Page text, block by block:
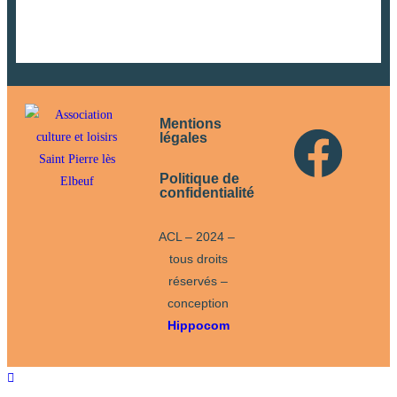
Mentions
légales
Politique de
confidentialité
ACL – 2024 –
tous droits
réservés –
conception
Hippocom